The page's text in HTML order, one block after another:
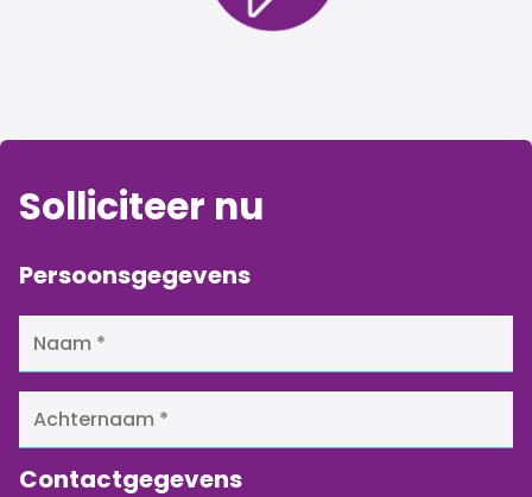
Solliciteer nu
Persoonsgegevens
Contactgegevens